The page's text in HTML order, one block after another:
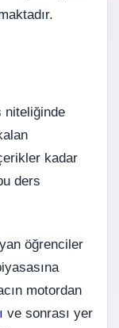
niteliğinde
kadar
ders
öğrenciler
motordan
ve sonrası yer